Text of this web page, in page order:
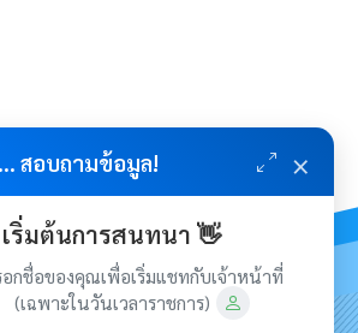
สอบถามข้อมูล! ×
เริ่มต้นการสนทนา 👋
กชื่อของคุณเพื่อเริ่มแชทกับเจ้าหน้าที่
(เฉพาะในวันเวลาราชการ)